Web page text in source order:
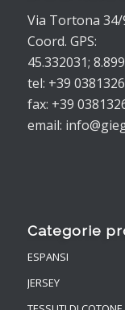
Via Tortona 34/
Coord. GPS:
45.332031;
tel: +39
fax: +39
email:
Categorie
ESPANSI
JERSEY